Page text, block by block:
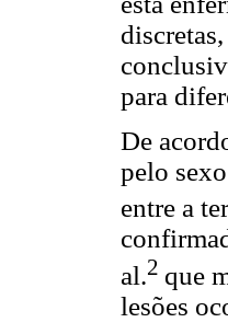
para
De
pelo
entre a
al.2 que
lesões